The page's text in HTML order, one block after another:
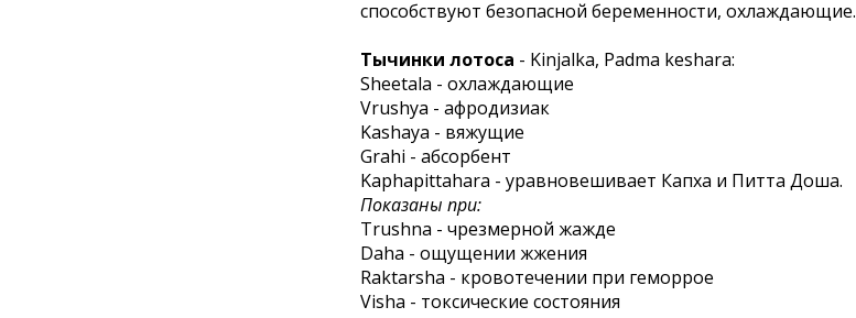
способствуют безопасной беременности, охлаждающие.
Тычинки лотоса - Kinjalka, Padma keshara:
Sheetala - охлаждающие
Vrushya - афродизиак
Kashaya - вяжущие
Grahi - абсорбент
Kaphapittahara - уравновешивает Капха и Питта Доша.
Показаны при:
Trushna - чрезмерной жажде
Daha - ощущении жжения
Raktarsha - кровотечении при геморрое
Visha - токсические состояния